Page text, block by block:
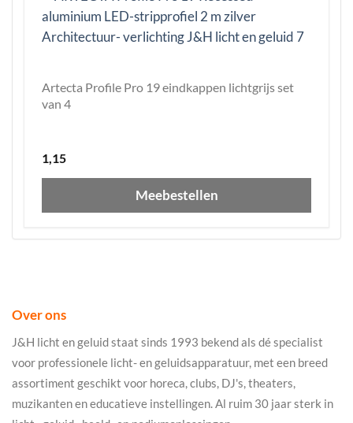
Artecta Profile Pro 19 eindkappen lichtgrijs set
van 4
1,15
Meebestellen
Over ons
J&H licht en geluid staat sinds 1993 bekend als dé specialist
voor professionele licht- en geluidsapparatuur, met een breed
assortiment geschikt voor horeca, clubs, DJ's, theaters,
muzikanten en educatieve instellingen. Al ruim 30 jaar sterk in